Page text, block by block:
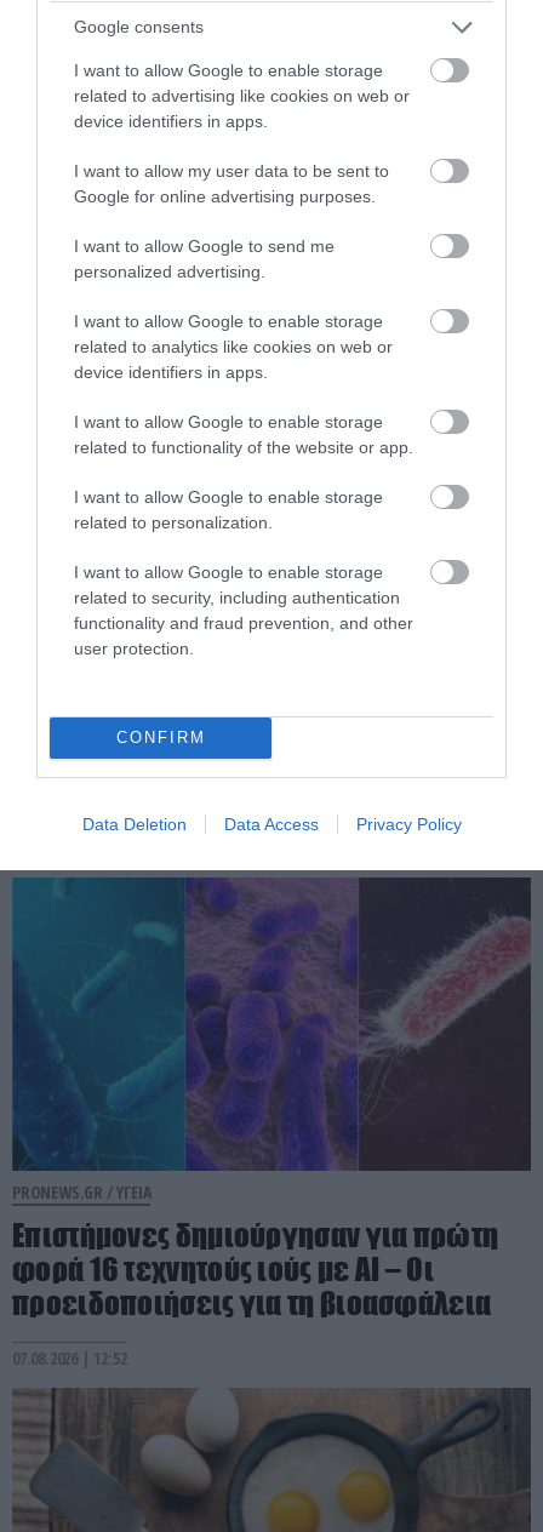
Google consents
I want to allow Google to enable storage
related to advertising like cookies on web or
device identifiers in apps.
I want to allow my user data to be sent to
Google for online advertising purposes.
I want to allow Google to send me
personalized advertising.
I want to allow Google to enable storage
related to analytics like cookies on web or
device identifiers in apps.
I want to allow Google to enable storage
related to functionality of the website or app.
I want to allow Google to enable storage
related to personalization.
I want to allow Google to enable storage
related to security, including authentication
functionality and fraud prevention, and other
user protection.
CONFIRM
Data Deletion Data Access Privacy Policy
PRONEWS.GR /ΦΥΣΙΚΗ ΚΑΤΑΣΤΑΣΗ
Το τεστ ισορροπίας που δείχνει αν
κινδυνεύετε να πεθάνετε μέσα την
επόμενη 10ετία
07.08.2026 | 15:30
Αυτά είναι τα φρούτα και τα λαχανικά
του Αυγούστου: Οι εποχικές επιλογές
PRONEWS.GR /ΥΓΕΙΑ
Επιστήμονες δημιούργησαν για πρώτη
φορά 16 τεχνητούς ιούς με AI – Οι
προειδοποιήσεις για τη βιοασφάλεια
07.08.2026 | 12:52